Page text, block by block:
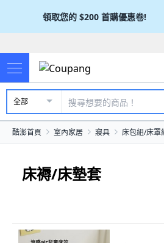
領取您的 $200 首購優惠卷!
全部
酷澎首頁 室內家居 寢具 床包組/床罩
床褥/床墊套